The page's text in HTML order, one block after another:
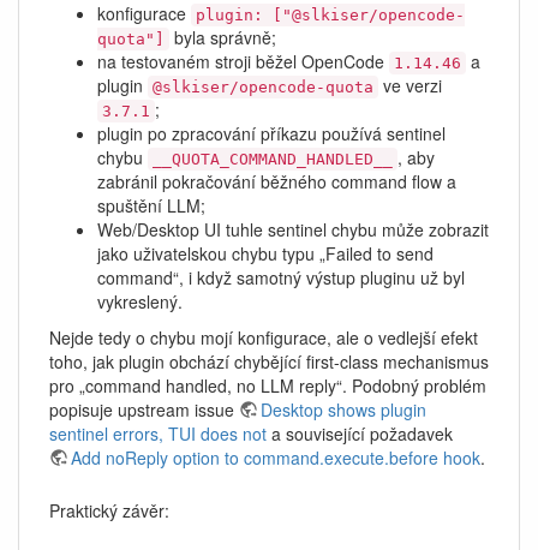
konfigurace plugin: ["@slkiser/opencode-
quota"]
byla správně;
na testovaném stroji běžel OpenCode 1.14.46 a
plugin @slkiser/opencode-quota ve verzi
3.7.1 ;
plugin po zpracování příkazu používá sentinel
chybu
__QUOTA_COMMAND_HANDLED__
, aby
zabránil pokračování běžného command flow a
spuštění LLM;
Web/Desktop UI tuhle sentinel chybu může zobrazit
jako uživatelskou chybu typu „Failed to send
command“, i když samotný výstup pluginu už byl
vykreslený.
Nejde tedy o chybu mojí konfigurace, ale o vedlejší efekt
toho, jak plugin obchází chybějící first-class mechanismus
pro „command handled, no LLM reply“. Podobný problém
popisuje upstream issue
Desktop shows plugin
sentinel errors, TUI does not a související požadavek
Add noReply option to command.execute.before hook.
Praktický závěr: